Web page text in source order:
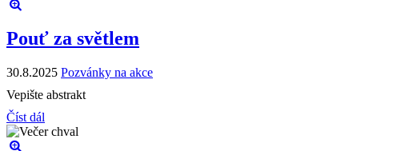
Pouť za světlem
30.8.2025 Pozvánky na akce
Vepište abstrakt
Číst dál